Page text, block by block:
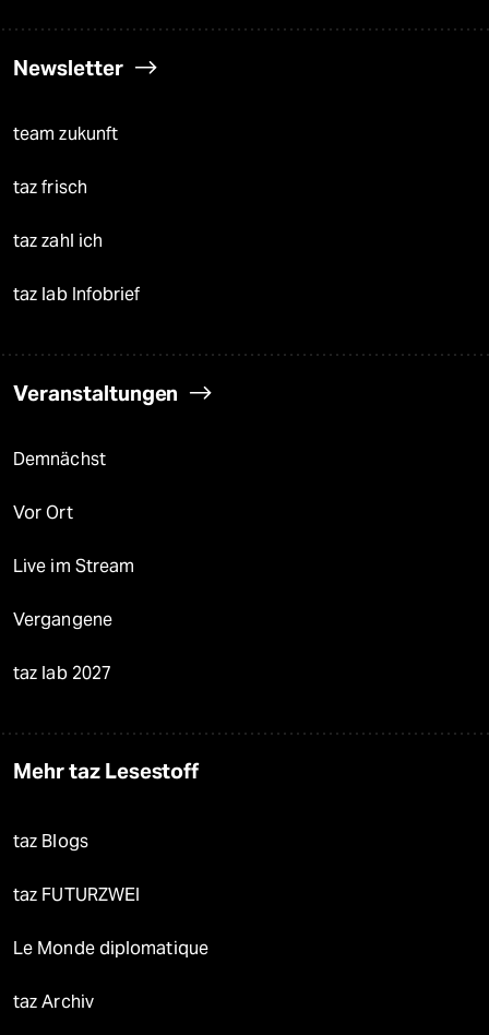
Newsletter
team zukunft
taz frisch
taz zahl ich
taz lab Infobrief
Veranstaltungen
Demnächst
Vor Ort
Live im Stream
Vergangene
taz lab 2027
Mehr taz Lesestoff
taz Blogs
taz FUTURZWEI
Le Monde diplomatique
taz Archiv